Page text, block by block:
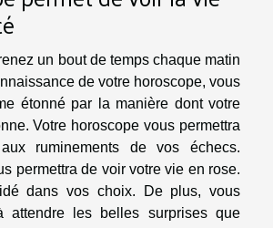
un bout de temps chaque matin
de votre horoscope, vous
étonné par la manière dont votre
Votre horoscope vous permettra
ruminements de vos échecs.
permettra de voir votre vie en rose.
dans vos choix. De plus, vous
attendre les belles surprises que